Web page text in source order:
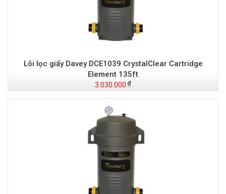
Lõi lọc giấy Davey DCE1039 CrystalClear Cartridge
Element 135ft
3.030.000